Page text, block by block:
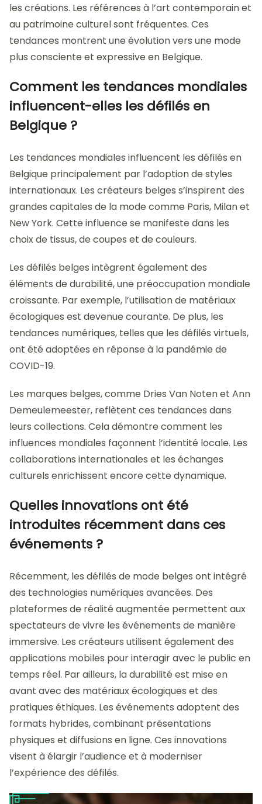
les créations. Les références à l’art contemporain et
au patrimoine culturel sont fréquentes. Ces
tendances montrent une évolution vers une mode
plus consciente et expressive en Belgique.
Comment les tendances mondiales
influencent-elles les défilés en
Belgique ?
Les tendances mondiales influencent les défilés en
Belgique principalement par l’adoption de styles
internationaux. Les créateurs belges s’inspirent des
grandes capitales de la mode comme Paris, Milan et
New York. Cette influence se manifeste dans les
choix de tissus, de coupes et de couleurs.
Les défilés belges intègrent également des
éléments de durabilité, une préoccupation mondiale
croissante. Par exemple, l’utilisation de matériaux
écologiques est devenue courante. De plus, les
tendances numériques, telles que les défilés virtuels,
ont été adoptées en réponse à la pandémie de
COVID-19.
Les marques belges, comme Dries Van Noten et Ann
Demeulemeester, reflètent ces tendances dans
leurs collections. Cela démontre comment les
influences mondiales façonnent l’identité locale. Les
collaborations internationales et les échanges
culturels enrichissent encore cette dynamique.
Quelles innovations ont été
introduites récemment dans ces
événements ?
Récemment, les défilés de mode belges ont intégré
des technologies numériques avancées. Des
plateformes de réalité augmentée permettent aux
spectateurs de vivre les événements de manière
immersive. Les créateurs utilisent également des
applications mobiles pour interagir avec le public en
temps réel. Par ailleurs, la durabilité est mise en
avant avec des matériaux écologiques et des
pratiques éthiques. Les événements adoptent des
formats hybrides, combinant présentations
physiques et diffusions en ligne. Ces innovations
visent à élargir l’audience et à moderniser
l’expérience des défilés.